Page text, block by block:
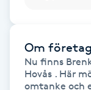
HIFU
Hollywood Peel
Om
Nu finns
Hovås . Här
omtanke och